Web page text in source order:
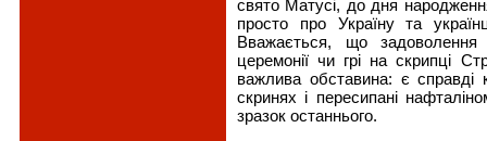
свято Матусі, до дня
просто про Україну та
Вважається, що задоволення
церемонії чи грі на скрипці
важлива обставина: є справді
скринях і пересипані
зразок останнього.